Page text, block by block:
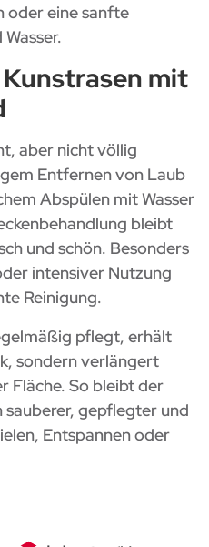
oder eine sanfte
mit
aber nicht völlig
Entfernen von Laub
Abspülen mit Wasser
bleibt
und schön. Besonders
intensiver Nutzung
Reinigung.
pflegt, erhält
sondern verlängert
Fläche. So bleibt der
gepflegter und
Entspannen oder